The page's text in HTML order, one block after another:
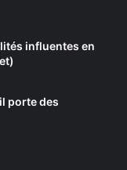
influentes en
porte des